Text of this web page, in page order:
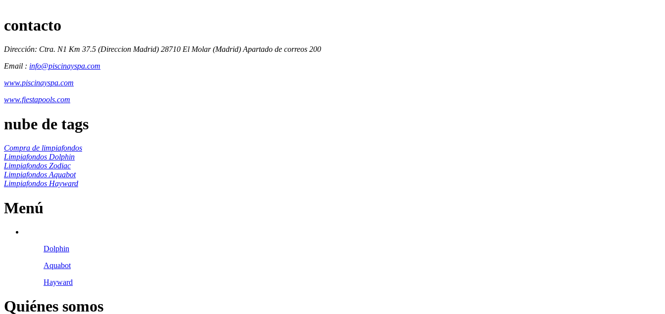
contacto
Dirección: Ctra. N1 Km 37.5 (Direccion Madrid) 28710 El Molar (Madrid) Apartado de correos 200
Email : info@piscinayspa.com
www.piscinayspa.com
www.fiestapools.com
nube de tags
Compra de limpiafondos
Limpiafondos Dolphin
Limpiafondos Zodiac
Limpiafondos Aquabot
Limpiafondos Hayward
Menú
Dolphin
Aquabot
Hayward
Quiénes somos